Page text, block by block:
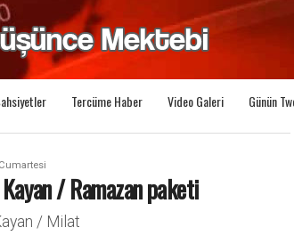
Tercüme Haber Video Galeri Günün
/ Ramazan paketi
/ Milat